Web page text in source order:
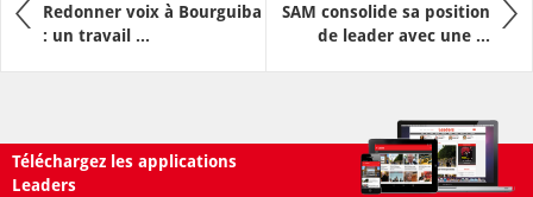
Redonner voix à Bourguiba
: un travail ...
SAM consolide sa position
de leader avec une ...
Téléchargez les applications
Leaders